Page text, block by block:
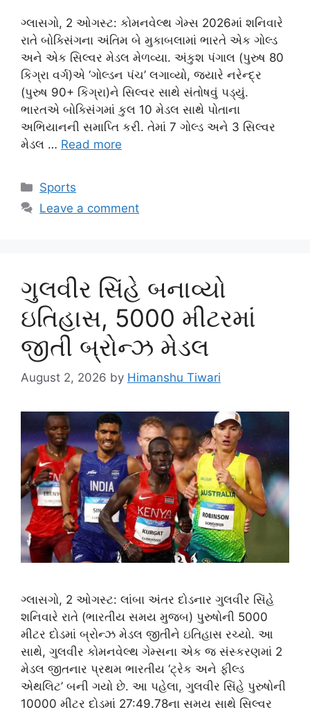
ગ્લાસગો, 2 ઓગસ્ટ: કોમનવેલ્થ ગેમ્સ 2026માં શનિવારે
રાતે બોક્સિંગના અંતિમ બે મુકાબલામાં ભારતે એક ગોલ્ડ
અને એક સિલ્વર મેડલ મેળવ્યા. અંકુશ પંગાલ (પુરુષ 80
કિગ્રા વર્ગ)એ ‘ગોલ્ડન પંચ’ લગાવ્યો, જ્યારે નરેન્દ્ર
(પુરુષ 90+ કિગ્રા)ને સિલ્વર સાથે સંતોષવું પડ્યું.
ભારતએ બોક્સિંગમાં કુલ 10 મેડલ સાથે પોતાના
અભિયાનની સમાપ્તિ કરી. તેમાં 7 ગોલ્ડ અને 3 સિલ્વર
મેડલ … Read more
Categories
Sports
Leave a comment
ગુલવીર સિંહે બનાવ્યો
ઇતિહાસ, 5000 મીટરમાં
જીતી બ્રોન્ઝ મેડલ
August 2, 2026 by Himanshu Tiwari
ગ્લાસગો, 2 ઓગસ્ટ: લાંબા અંતર દોડનાર ગુલવીર સિંહે
શનિવારે રાતે (ભારતીય સમય મુજબ) પુરુષોની 5000
મીટર દોડમાં બ્રોન્ઝ મેડલ જીતીને ઇતિહાસ રચ્યો. આ
સાથે, ગુલવીર કોમનવેલ્થ ગેમ્સના એક જ સંસ્કરણમાં 2
મેડલ જીતનાર પ્રથમ ભારતીય ‘ટ્રેક અને ફીલ્ડ
એથલિટ’ બની ગયો છે. આ પહેલા, ગુલવીર સિંહે પુરુષોની
10000 મીટર દોડમાં 27:49.78ના સમય સાથે સિલ્વર